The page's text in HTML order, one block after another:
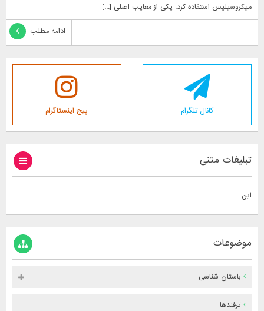
میکروسیلیس استفاده کرد. یکی از معایب اصلی [...]
ادامه مطلب
کانال تلگرام پیج اینستاگرام
تبلیغات متنی
این
موضوعات
باستان شناسی
ترفندها